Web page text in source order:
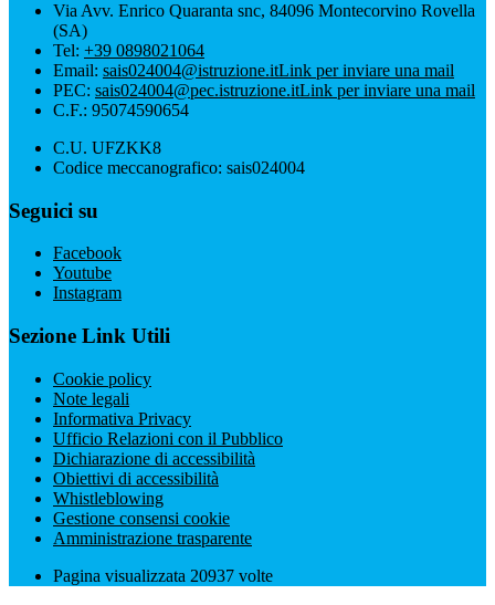
Via Avv. Enrico Quaranta snc, 84096 Montecorvino Rovella
(SA)
Tel: +39 0898021064
Email: sais024004@istruzione.itLink per inviare una mail
PEC: sais024004@pec.istruzione.itLink per inviare una mail
C.F.: 95074590654
C.U. UFZKK8
Codice meccanografico: sais024004
Seguici su
Facebook
Youtube
Instagram
Sezione Link Utili
Cookie policy
Note legali
Informativa Privacy
Ufficio Relazioni con il Pubblico
Dichiarazione di accessibilità
Obiettivi di accessibilità
Whistleblowing
Gestione consensi cookie
Amministrazione trasparente
Pagina visualizzata 20937 volte